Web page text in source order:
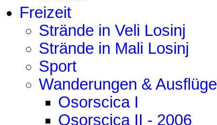
Freizeit
Strände in Veli Losinj
Strände in Mali Losinj
Sport
Wanderungen & Ausflüge
Osorscica I
Osorscica II - 2006